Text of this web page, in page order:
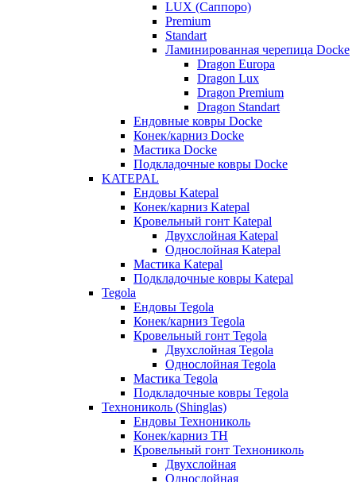
LUX (Саппоро)
Premium
Standart
Ламинированная черепица Docke
Dragon Europa
Dragon Lux
Dragon Premium
Dragon Standart
Ендовные ковры Docke
Конек/карниз Docke
Мастика Docke
Подкладочные ковры Docke
KATEPAL
Ендовы Katepal
Конек/карниз Katepal
Кровельный гонт Katepal
Двухслойная Katepal
Однослойная Katepal
Мастика Katepal
Подкладочные ковры Katepal
Tegola
Ендовы Tegola
Конек/карниз Tegola
Кровельный гонт Tegola
Двухслойная Tegola
Однослойная Tegola
Мастика Tegola
Подкладочные ковры Tegola
Технониколь (Shinglas)
Ендовы Технониколь
Конек/карниз ТН
Кровельный гонт Технониколь
Двухслойная
Однослойная